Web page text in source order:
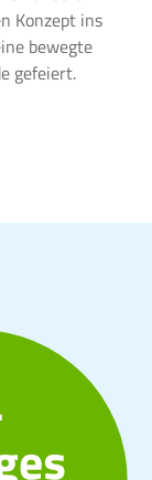
Konzept ins
bewegte
gefeiert.